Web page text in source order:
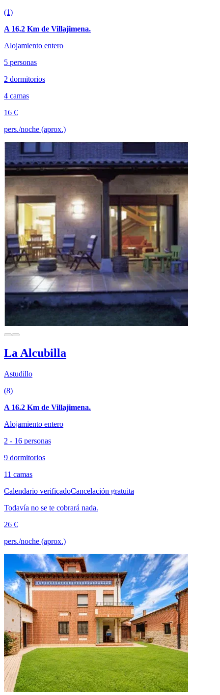
(1)
A 16.2 Km de Villajimena.
Alojamiento entero
5 personas
2 dormitorios
4 camas
16 €
pers./noche (aprox.)
La Alcubilla
Astudillo
(8)
A 16.2 Km de Villajimena.
Alojamiento entero
2 - 16 personas
9 dormitorios
11 camas
Calendario verificadoCancelación gratuita
Todavía no se te cobrará nada.
26 €
pers./noche (aprox.)